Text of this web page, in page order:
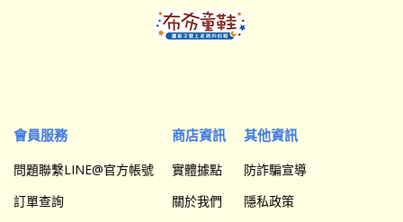
會員服務
問題聯繫LINE@官方帳號
訂單查詢
商店資訊
實體據點
關於我們
其他資訊
防詐騙宣導
隱私政策